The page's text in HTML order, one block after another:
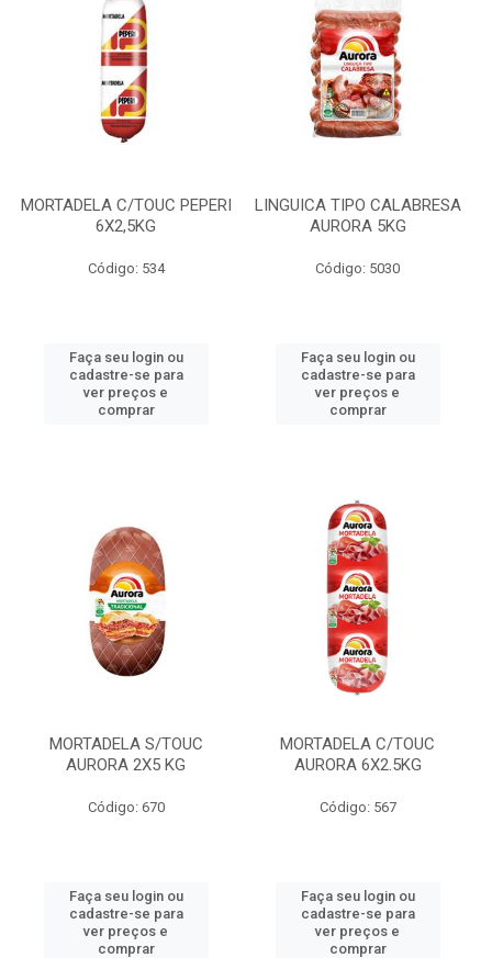
MORTADELA C/TOUC PEPERI
6X2,5KG
Código: 534
Faça seu login ou
cadastre-se para
ver preços e
comprar
LINGUICA TIPO CALABRESA
AURORA 5KG
Código: 5030
Faça seu login ou
cadastre-se para
ver preços e
comprar
MORTADELA S/TOUC
AURORA 2X5 KG
Código: 670
Faça seu login ou
cadastre-se para
ver preços e
comprar
MORTADELA C/TOUC
AURORA 6X2.5KG
Código: 567
Faça seu login ou
cadastre-se para
ver preços e
comprar